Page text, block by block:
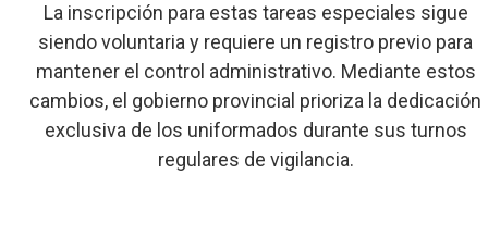
La inscripción para estas tareas especiales sigue
siendo voluntaria y requiere un registro previo para
mantener el control administrativo. Mediante estos
cambios, el gobierno provincial prioriza la dedicación
exclusiva de los uniformados durante sus turnos
regulares de vigilancia.